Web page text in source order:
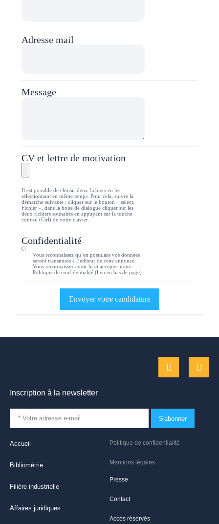
Adresse mail
Message
CV et lettre de motivation
Il est possible de choisir deux fichiers en les
sélectionnant en même temps. Pour cela, suivre la
démarche suivante : cliquer sur le bouton « select.
Fichier », dans la boite de dialogue cliquer sur les
deux fichiers souhaités en appuyant sur la touche
control (Ctrl) de votre clavier.
Confidentialité
Vous reconnaissez qu’en postulant vos données
seront transmises à l’éditeur de cette annonce.
Vous reconnaissez avoir lu et accepter notre
Politique de confidentialité (lien en bas de page).
Politique de confidentialité
Mentions légales
Presse
Contact
Accès réservés
Accueil
Bibliométrie
Filière industrielle
Affaires juridiques
Inscription à la newsletter
S'abonner